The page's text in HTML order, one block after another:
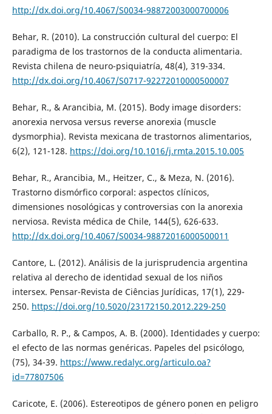
http://dx.doi.org/10.4067/S0034-98872003000700006
Behar, R. (2010). La construcción cultural del cuerpo: El
paradigma de los trastornos de la conducta alimentaria.
Revista chilena de neuro-psiquiatría, 48(4), 319-334.
http://dx.doi.org/10.4067/S0717-92272010000500007
Behar, R., & Arancibia, M. (2015). Body image disorders:
anorexia nervosa versus reverse anorexia (muscle
dysmorphia). Revista mexicana de trastornos alimentarios,
6(2), 121-128. https://doi.org/10.1016/j.rmta.2015.10.005
Behar, R., Arancibia, M., Heitzer, C., & Meza, N. (2016).
Trastorno dismórfico corporal: aspectos clínicos,
dimensiones nosológicas y controversias con la anorexia
nerviosa. Revista médica de Chile, 144(5), 626-633.
http://dx.doi.org/10.4067/S0034-98872016000500011
Cantore, L. (2012). Análisis de la jurisprudencia argentina
relativa al derecho de identidad sexual de los niños
intersex. Pensar-Revista de Ciências Jurídicas, 17(1), 229-
250. https://doi.org/10.5020/23172150.2012.229-250
Carballo, R. P., & Campos, A. B. (2000). Identidades y cuerpo:
el efecto de las normas genéricas. Papeles del psicólogo,
(75), 34-39. https://www.redalyc.org/articulo.oa?
id=77807506
Caricote, E. (2006). Estereotipos de género ponen en peligro